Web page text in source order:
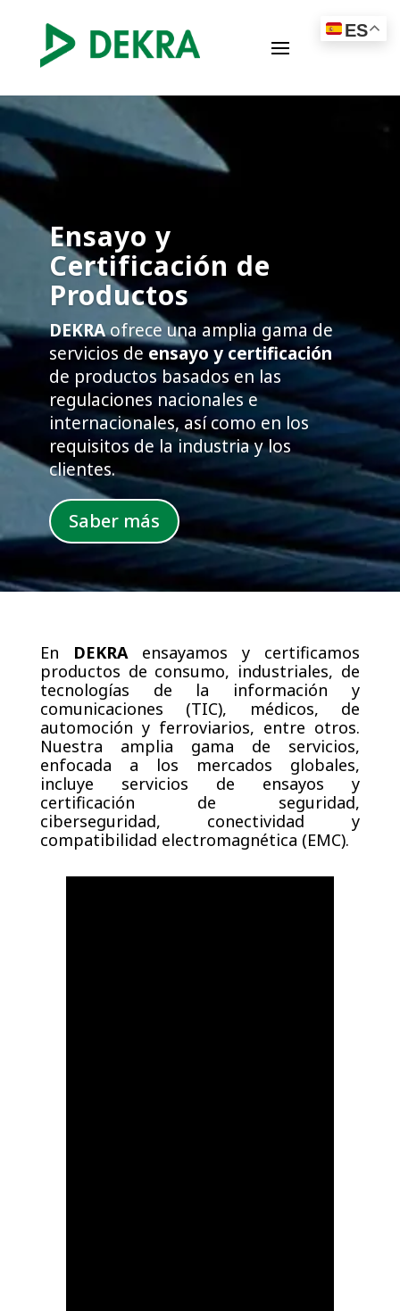
Ensayo y
Certificación de
Productos
DEKRAofrece una amplia gama de
servicios deensayo y certificación
de productos basados en las
regulaciones nacionales e
internacionales, así como en los
requisitos de la industria y los
clientes.
Saber más
En DEKRAensayamos y certificamos
productos de consumo, industriales, de
tecnologías de la información y
comunicaciones (TIC), médicos, de
automoción y ferroviarios, entre otros.
Nuestra amplia gama de servicios,
enfocada a los mercados globales,
incluye servicios de ensayos y
certificación de seguridad,
ciberseguridad, conectividad y
compatibilidad electromagnética (EMC).
ES